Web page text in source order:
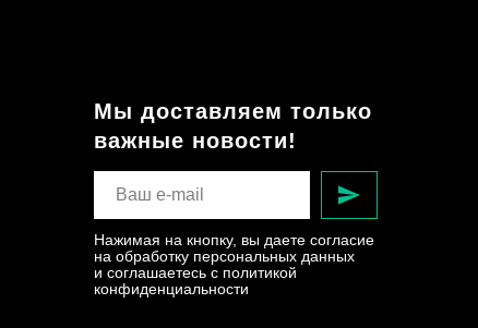
Мы доставляем только
важные новости!
Нажимая на кнопку, вы даете согласие
на обработку персональных данных
и соглашаетесь c политикой
конфиденциальности